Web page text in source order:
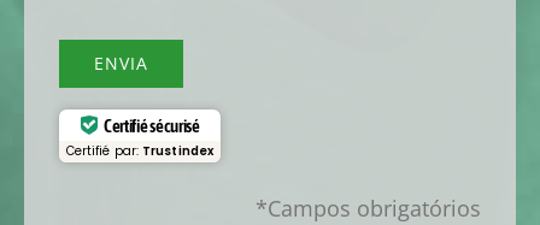
ENVIA
Certifié sécurisé
Certifié par: Trustindex
*Campos obrigatórios